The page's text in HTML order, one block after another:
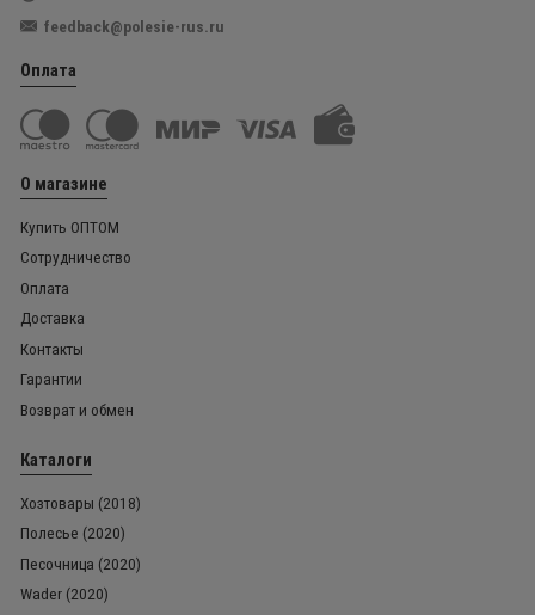
feedback@polesie-rus.ru
Оплата
О магазине
Купить ОПТОМ
Сотрудничество
Оплата
Доставка
Контакты
Гарантии
Возврат и обмен
Каталоги
Хозтовары (2018)
Полесье (2020)
Песочница (2020)
Wader (2020)